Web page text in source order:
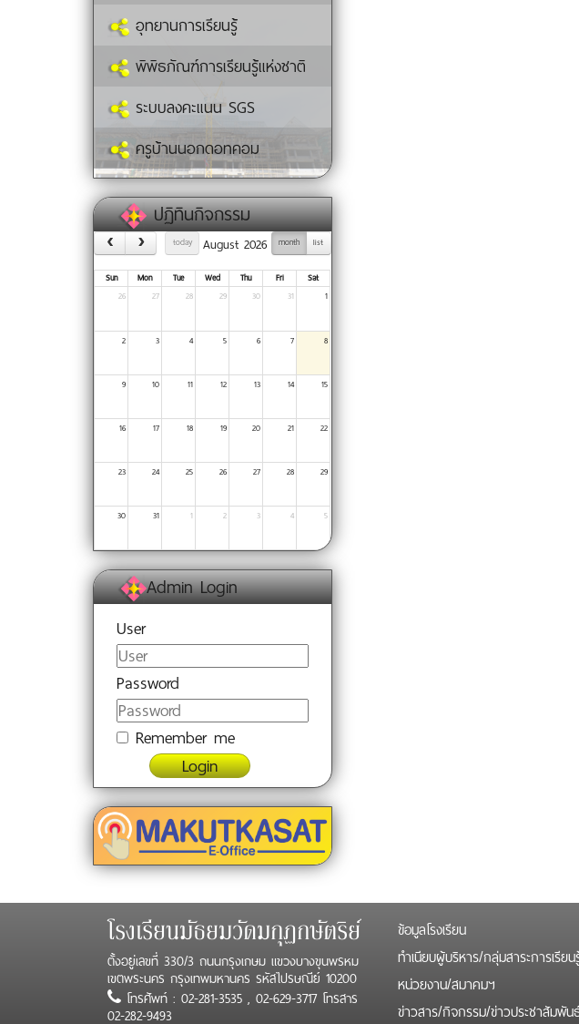
อุทยานการเรียนรู้
พิพิธภัณฑ์การเรียนรู้แห่งชาติ
ระบบลงคะแนน SGS
ครูบ้านนอกดอทคอม
ปฏิทินกิจกรรม
today month list
August 2026
Sun Mon Tue Wed Thu Fri
Sat
26
27 28 29 30 31 1
2 3 4 5 6 7 8
9 10 11 12 13 14 15
16 17 18 19 20 21 22
23 24 25 26 27 28 29
30 31 1 2 3 4 5
Admin Login
User
Password
Remember me
Login
โรงเรียนมัธยมวัดมกุฏกษัตริย์
ตั้งอยู่เลขที่ 330/3 ถนนกรุงเกษม แขวงบางขุนพรหม
เขตพระนคร กรุงเทพมหานคร รหัสไปรษณีย์ 10200
โทรศัพท์ : 02-281-3535 , 02-629-3717 โทรสาร
02-282-9493
ข้อมูลโรงเรียน
ทำเนียบผู้บริหาร/กลุ่มสาระการเรีย
หน่วยงาน/สมาคมฯ
ข่าวสาร/กิจกรรม/ข่าวประชาสัมพัน